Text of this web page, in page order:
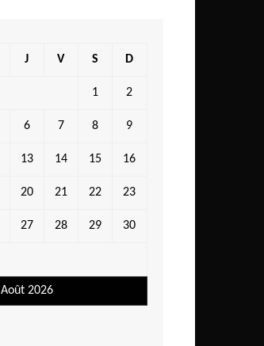
Août 2026
J V S D
1 2
6 7 8 9
13 14 15 16
20 21 22 23
27 28 29 30